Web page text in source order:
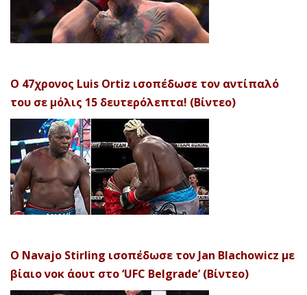
Ο 47χρονος Luis Ortiz ισοπέδωσε τον αντίπαλό
του σε μόλις 15 δευτερόλεπτα! (Βίντεο)
Ο Navajo Stirling ισοπέδωσε τον Jan Blachowicz με
βίαιο νοκ άουτ στο ‘UFC Belgrade’ (Βίντεο)